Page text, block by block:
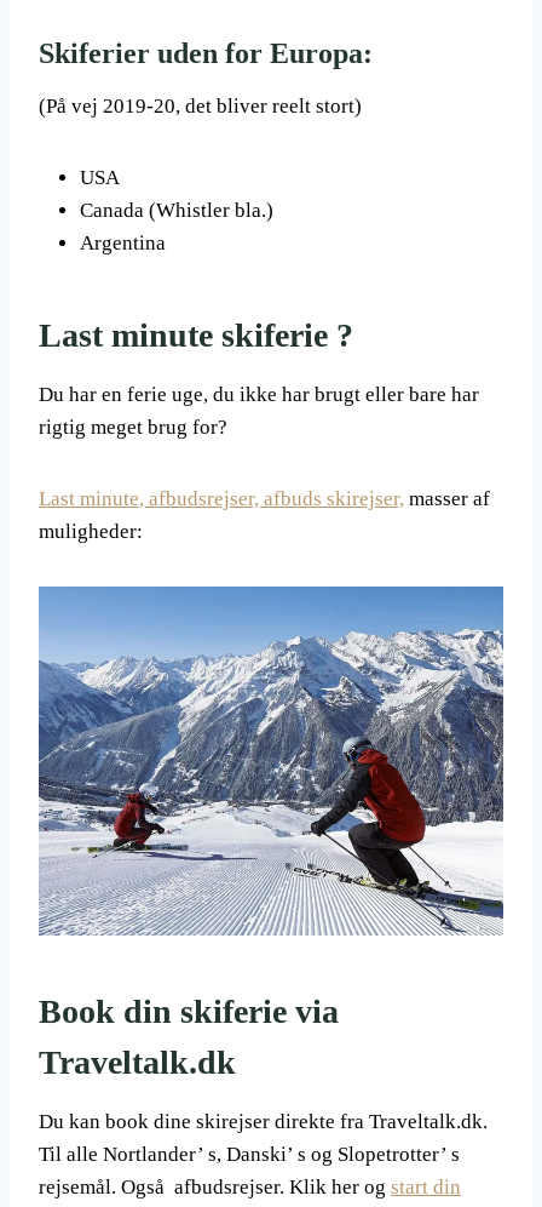
Skiferier uden for Europa:
(På vej 2019-20, det bliver reelt stort)
USA
Canada (Whistler bla.)
Argentina
Last minute skiferie ?
Du har en ferie uge, du ikke har brugt eller bare har
rigtig meget brug for?
Last minute, afbudsrejser, afbuds skirejser, masser af
muligheder:
Book din skiferie via
Traveltalk.dk
Du kan book dine skirejser direkte fra Traveltalk.dk.
Til alle Nortlander’ s, Danski’ s og Slopetrotter’ s
rejsemål. Også afbudsrejser. Klik her og start din